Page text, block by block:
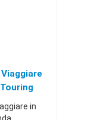
in